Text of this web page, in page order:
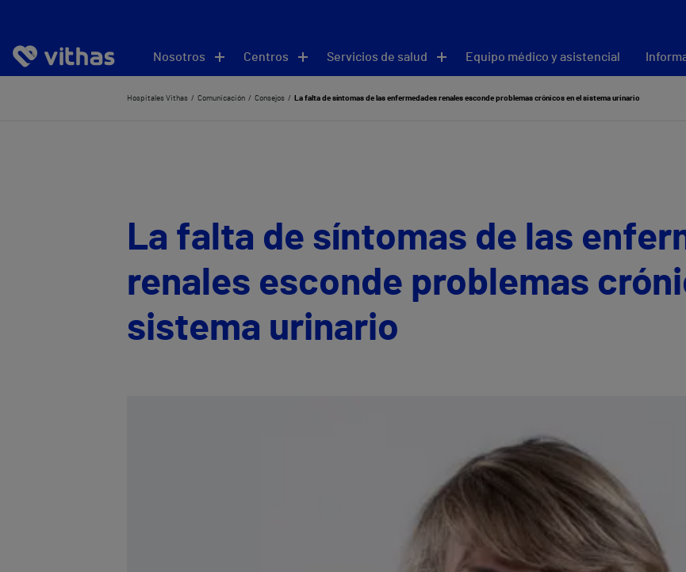
Nosotros Centros Servicios de salud Equipo médico y asistencial
Hospitales Vithas Comunicación Consejos La falta de síntomas de las enfermedades renales esconde problemas crónicos en el sistema urinario
La falta de síntomas de las
renales esconde problemas
sistema urinario